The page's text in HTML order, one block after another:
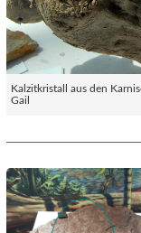
Kalzitkristall aus den
Gail